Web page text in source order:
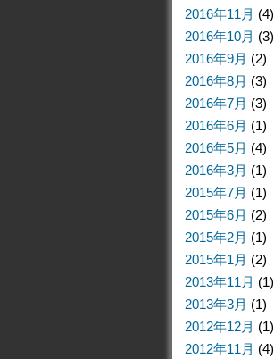
2016年11月 (4)
2016年10月 (3)
2016年9月 (2)
2016年8月 (3)
2016年7月 (3)
2016年6月 (1)
2016年5月 (4)
2016年3月 (1)
2015年7月 (1)
2015年6月 (2)
2015年2月 (1)
2015年1月 (2)
2013年11月 (1)
2013年3月 (1)
2012年12月 (1)
2012年11月 (4)